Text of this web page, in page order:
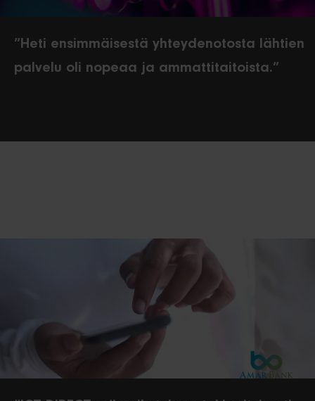
”Heti ensimmäisestä yhteydenotosta lähtien
palvelu oli nopeaa ja ammattitaitoista.”